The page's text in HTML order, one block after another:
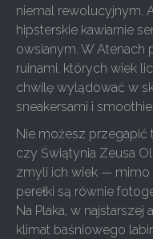
niemal rewolucyjnym.
hipsterskie kawiarnie
owsianym. W Atenach
ruinami, których wiek
chwilę wylądować w
sneakersami i
Nie możesz przegapić
czy Świątynia Zeusa
zmyli ich wiek — mimo
perełki są równie
Na Plaka, w
klimat baśniowego